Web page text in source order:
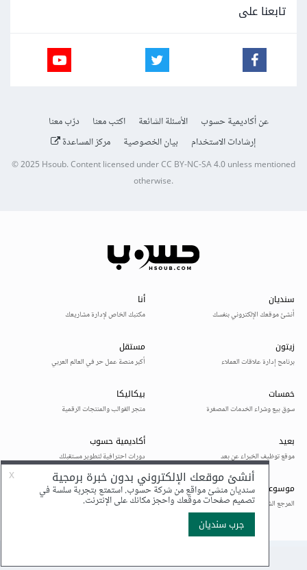
تابعنا على
عن أكاديمية حسوب الأسئلة الشائعة اكتب معنا
درّب معنا
إرشادات الاستخدام
بيان الخصوصية مركز المساعدة
© 2025Hsoub.Content licensed underCC BY-NC-SA 4.0unless mentioned
otherwise.